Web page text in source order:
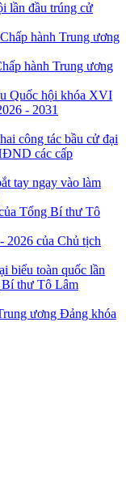
lần đầu trúng cử
hành Trung ương
hành Trung ương
Quốc hội khóa XVI
- 2031
công tác bầu cử đại
các cấp
tay ngay vào làm
Tổng Bí thư Tô
2026 của Chủ tịch
biểu toàn quốc lần
thư Tô Lâm
ương Đảng khóa